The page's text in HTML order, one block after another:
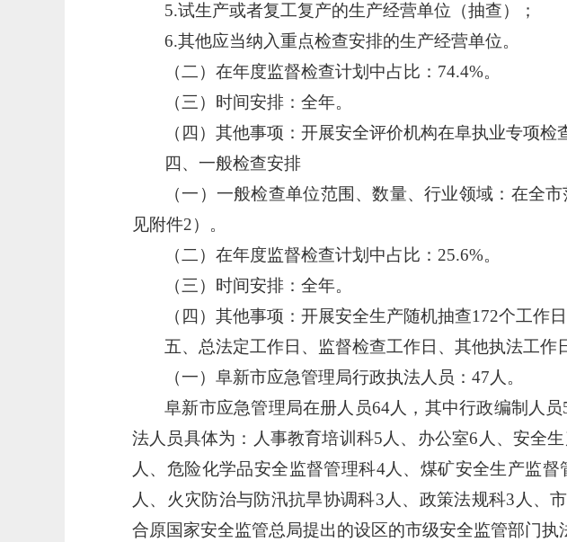
5.试生产或者复工复产的生产经营单位（抽查）；
6.其他应当纳入重点检查安排的生产经营单位。
（二）在年度监督检查计划中占比： 74.4%。
（三）时间安排：全年。
（四）其他事项：开展安全评价机构在阜执业专项检
四、一般检查安排
（一）一般检查单位范围、数量、行业领域：在全
见附件2）。
（二）在年度监督检查计划中占比： 25.6%。
（三）时间安排：全年。
（四）其他事项：开展安全生产随机抽查172个工作日
五、总法定工作日、监督检查工作日、其他执法工作
（一）阜新市应急管理局行政执法人员：47人。
阜新市应急管理局在册人员64人，其中行政编制人
法人员具体为：人事教育培训科5人、办公室6人、安全
人、危险化学品安全监督管理科4人、煤矿安全生产监
人、火灾防治与防汛抗旱协调科3人、政策法规科3人、
合原国家安全监管总局提出的设区的市级安全监管部门执